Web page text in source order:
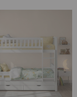
קולקציות טריו